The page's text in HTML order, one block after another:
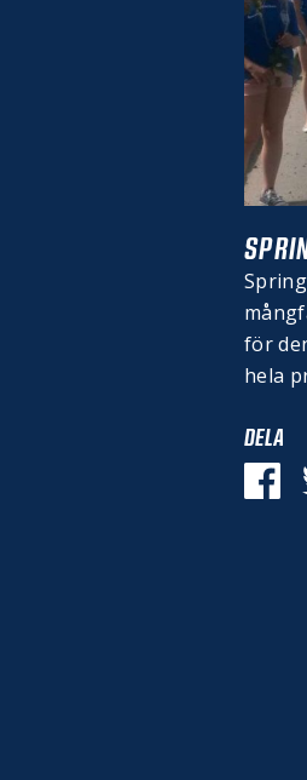
för
hela
DELA